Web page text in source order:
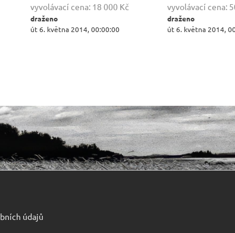
vyvolávací cena: 18 000 Kč
draženo
út 6. května 2014, 00:00:00
vyvolávací cena:
draženo
út 6. května 2014,
údajů